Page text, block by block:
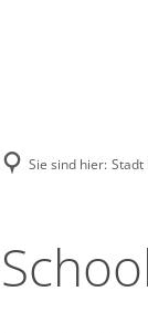
Sie sind hier: Stadt